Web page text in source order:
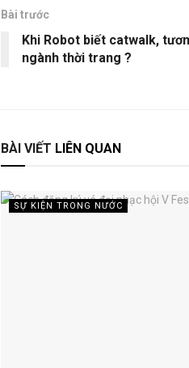
Bài trước
Khi Robot biết catwalk,
ngành thời trang ?
BÀI VIẾT LIÊN QUAN
SỰ KIỆN TRONG NƯỚC